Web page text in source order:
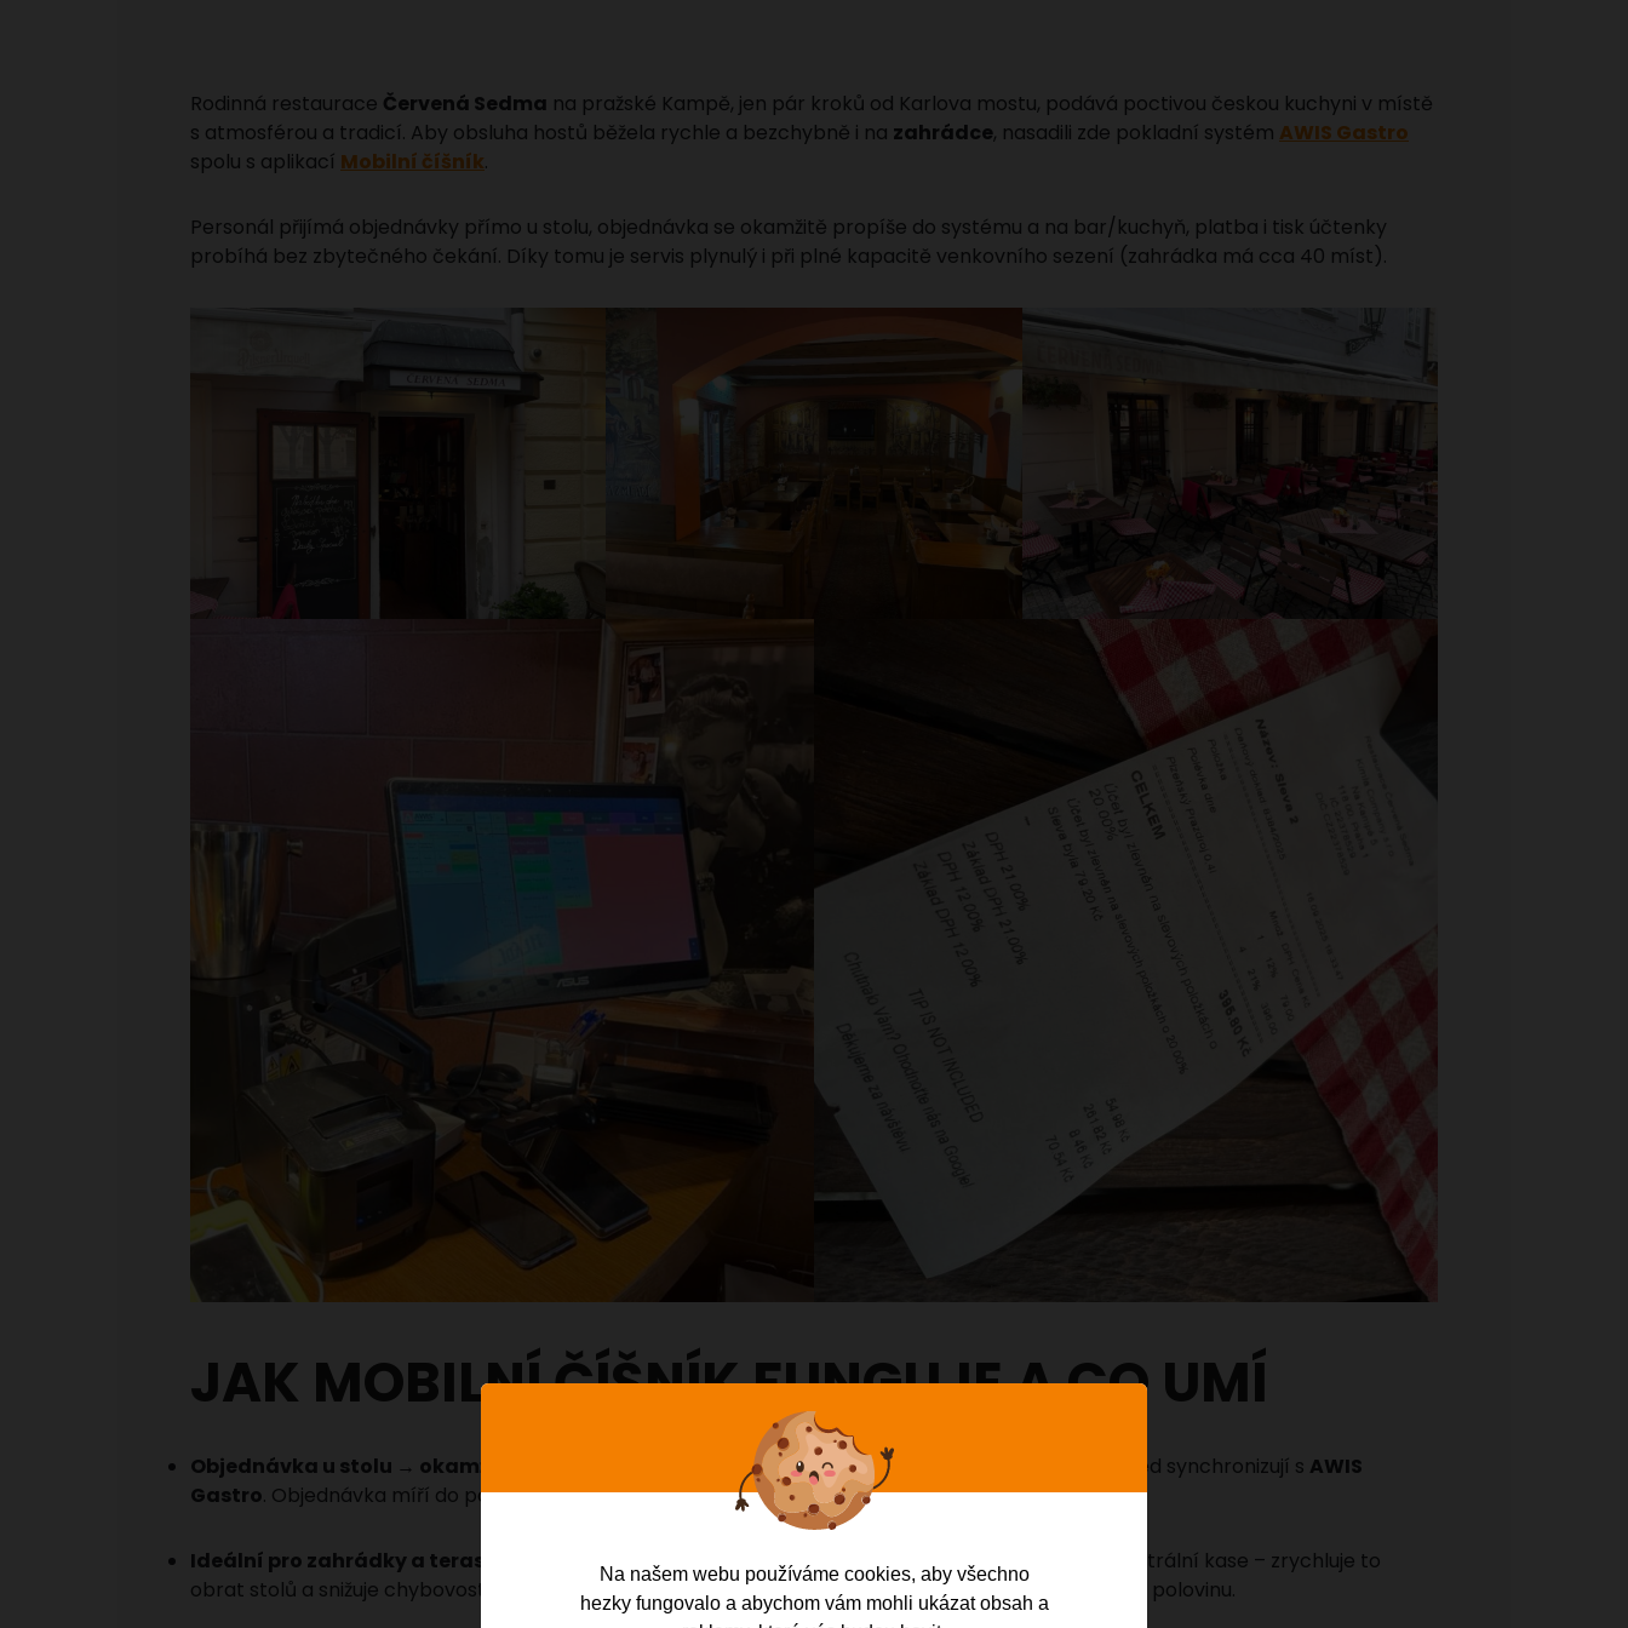
Rodinná restaurace Červená Sedma na pražské Kampě, jen pár kroků od Karlova mostu, podává poctivou českou kuchyni v místě
s atmosférou a tradicí. Aby obsluha hostů běžela rychle a bezchybně i na zahrádce, nasadili zde pokladní systém AWIS Gastro
spolu s aplikací Mobilní číšník.
Personál přijímá objednávky přímo u stolu, objednávka se okamžitě propíše do systému a na bar/kuchyň, platba i tisk účtenky
probíhá bez zbytečného čekání. Díky tomu je servis plynulý i při plné kapacitě venkovního sezení (zahrádka má cca 40 míst).
JAK MOBILNÍ ČÍŠNÍK FUNGUJE A CO UMÍ
Objednávka u stolu → okamžitě v pokladně: Číšník zadá položky do mobilu/tabletu a data se ihned synchronizují s AWIS
Gastro. Objednávka míří do pokladny i na bar/kuchyň bez zbytečných kroků.
Ideální pro zahrádky a terasy:
Obsluha má aktuální nabídku stále „v ruce“ a nemusí odbíhat k centrální kase – zrychluje to
obrat stolů a snižuje chybovost. Podle našich testů se čas obsluhy oproti tužce a papíru zkracuje až o polovinu.
Na našem webu používáme cookies, aby všechno
hezky fungovalo a abychom vám mohli ukázat obsah a